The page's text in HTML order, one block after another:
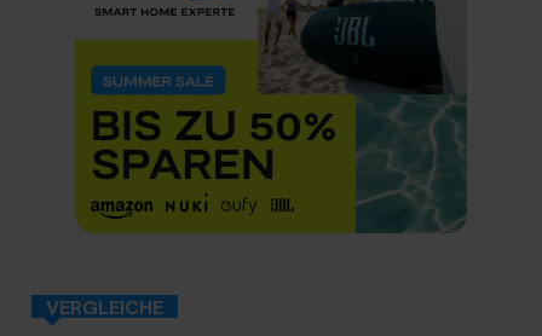
VERGLEICHE